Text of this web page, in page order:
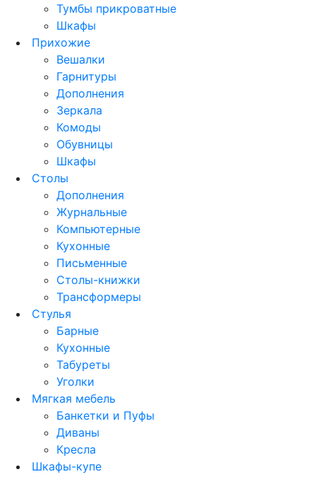
Тумбы прикроватные
Шкафы
Прихожие
Вешалки
Гарнитуры
Дополнения
Зеркала
Комоды
Обувницы
Шкафы
Столы
Дополнения
Журнальные
Компьютерные
Кухонные
Письменные
Столы-книжки
Трансформеры
Стулья
Барные
Кухонные
Табуреты
Уголки
Мягкая мебель
Банкетки и Пуфы
Диваны
Кресла
Шкафы-купе